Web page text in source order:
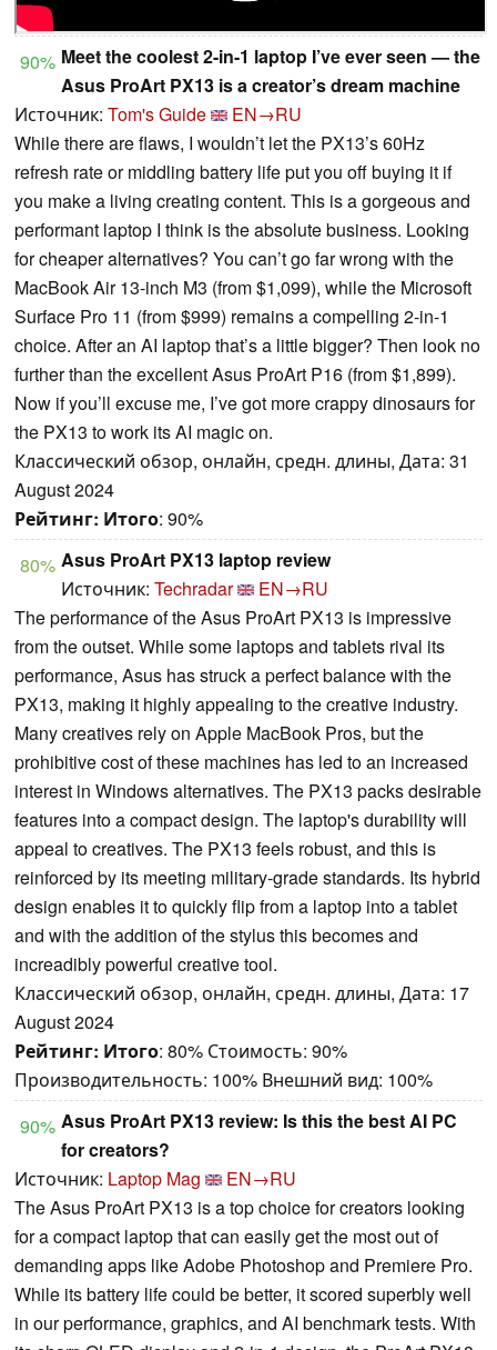
90% Meet the coolest 2-in-1 laptop I’ve ever seen — the
Asus ProArt PX13 is a creator’s dream machine
Источник: Tom's Guide
EN→RU
While there are flaws, I wouldn’t let the PX13’s 60Hz
refresh rate or middling battery life put you off buying it if
you make a living creating content. This is a gorgeous and
performant laptop I think is the absolute business. Looking
for cheaper alternatives? You can’t go far wrong with the
MacBook Air 13-inch M3 (from $1,099), while the Microsoft
Surface Pro 11 (from $999) remains a compelling 2-in-1
choice. After an AI laptop that’s a little bigger? Then look no
further than the excellent Asus ProArt P16 (from $1,899).
Now if you’ll excuse me, I’ve got more crappy dinosaurs for
the PX13 to work its AI magic on.
Классический обзор, онлайн, средн. длины, Дата: 31
August 2024
Рейтинг: Итого: 90%
80% Asus ProArt PX13 laptop review
Источник: Techradar
EN→RU
The performance of the Asus ProArt PX13 is impressive
from the outset. While some laptops and tablets rival its
performance, Asus has struck a perfect balance with the
PX13, making it highly appealing to the creative industry.
Many creatives rely on Apple MacBook Pros, but the
prohibitive cost of these machines has led to an increased
interest in Windows alternatives. The PX13 packs desirable
features into a compact design. The laptop's durability will
appeal to creatives. The PX13 feels robust, and this is
reinforced by its meeting military-grade standards. Its hybrid
design enables it to quickly flip from a laptop into a tablet
and with the addition of the stylus this becomes and
increadibly powerful creative tool.
Классический обзор, онлайн, средн. длины, Дата: 17
August 2024
Рейтинг: Итого: 80% Стоимость: 90%
Производительность: 100% Внешний вид: 100%
90% Asus ProArt PX13 review: Is this the best AI PC
for creators?
Источник: Laptop Mag
EN→RU
The Asus ProArt PX13 is a top choice for creators looking
for a compact laptop that can easily get the most out of
demanding apps like Adobe Photoshop and Premiere Pro.
While its battery life could be better, it scored superbly well
in our performance, graphics, and AI benchmark tests. With